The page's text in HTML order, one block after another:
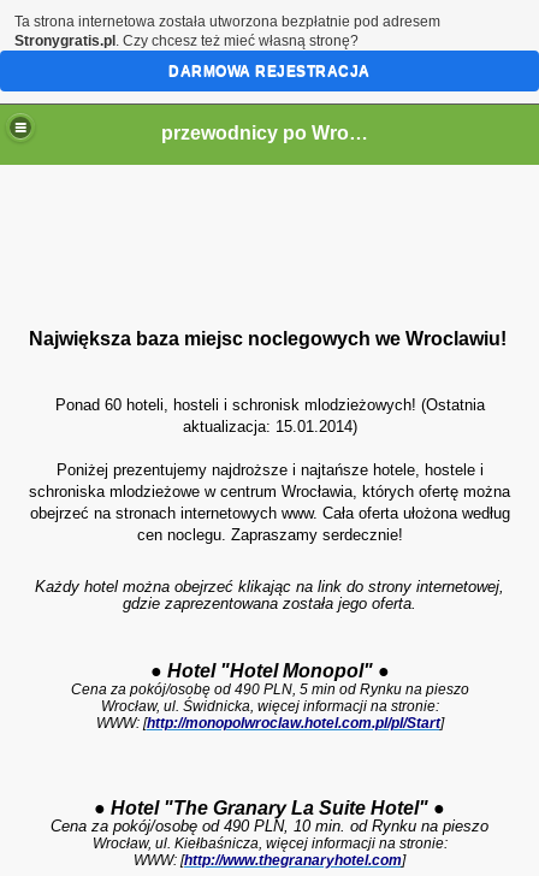
przewodnicy po Wrocławiu
Największa baza miejsc noclegowych we Wroclawiu!
Ponad 60 hoteli, hosteli i schronisk mlodzieżowych! (Ostatnia
aktualizacja: 15.01.2014)
Poniżej prezentujemy najdroższe i najtańsze hotele, hostele i
schroniska mlodzieżowe w centrum Wrocławia, których ofertę można
obejrzeć na stronach internetowych www. Cała oferta ułożona według
cen noclegu. Zapraszamy serdecznie!
Każdy hotel można obejrzeć klikając na link do strony internetowej,
gdzie zaprezentowana została jego oferta.
● Hotel "Hotel Monopol" ●
Cena za pokój/osobę od 490 PLN, 5 min od Rynku na pieszo
Wrocław, ul. Świdnicka, więcej informacji na stronie:
WWW: [http://monopolwroclaw.hotel.com.pl/pl/Start]
● Hotel "The Granary La Suite Hotel" ●
Cena za pokój/osobę od 490 PLN, 10 min. od Rynku na pieszo
Wrocław, ul. Kiełbaśnicza, więcej informacji na stronie:
WWW: [http://www.thegranaryhotel.com]
Ta strona internetowa została utworzona bezpłatnie pod adresem
Stronygratis.pl . Czy chcesz też mieć własną stronę?
DARMOWA REJESTRACJA